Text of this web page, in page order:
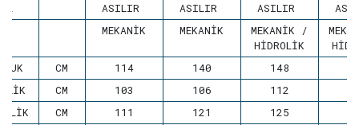
ASILIR ASILIR ASILIR
MEKANİK MEKANİK
MEKANİK /
HİDROLİK
CM 114 140 148
CM 103 106 112
CM 111 121 125